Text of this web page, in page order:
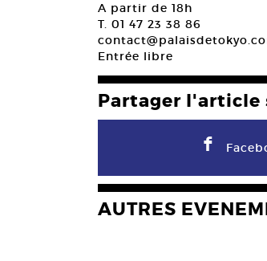
A partir de 18h
T. 01 47 23 38 86
Entrée libre
Partager l'article
F
AUTRES